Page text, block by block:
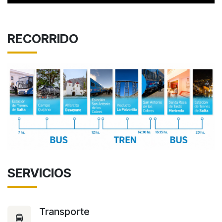
RECORRIDO
SERVICIOS
Transporte